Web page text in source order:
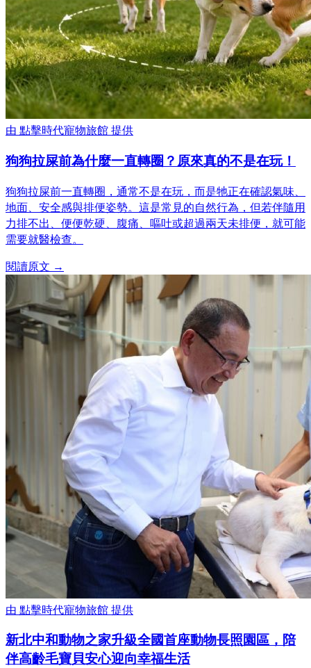
由 點擊時代寵物旅館提供
狗狗拉屎前為什麼一直轉圈？原來真的不是在玩！
狗狗拉屎前一直轉圈，通常不是在玩，而是牠正在確認氣味、
地面、安全感與排便姿勢。這是常見的自然行為，但若伴隨用
力排不出、便便乾硬、腹痛、嘔吐或超過兩天未排便，就可能
需要就醫檢查。
閱讀原文 →
由 點擊時代寵物旅館提供
新北中和動物之家升級全國首座動物長照園區，陪
伴高齡毛寶貝安心迎向幸福生活